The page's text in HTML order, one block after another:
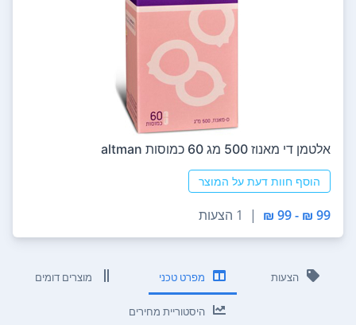
‏אלטמן די מאנוז 500 מג 60 כמוסות altman
הוסף חוות דעת על המוצר
99 ₪ - 99 ₪
| 1 הצעות
הצעות מפרט טכני מוצרים דומים
היסטוריית מחירים